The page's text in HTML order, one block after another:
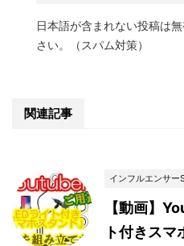
日本語が含まれない投稿は
さい。（スパム対策）
関連記事
インフルエンサー
【動画】
ト付きス